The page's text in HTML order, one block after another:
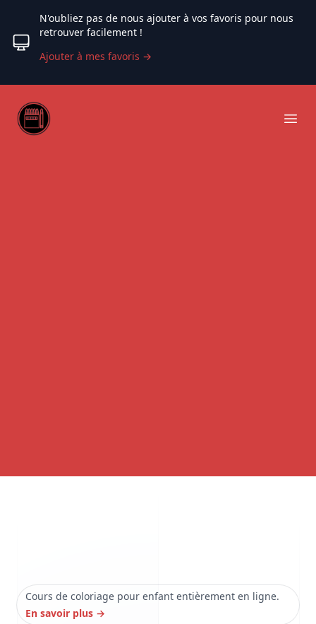
N'oubliez pas de nous ajouter à vos favoris pour nous
retrouver facilement !
Ajouter à mes favoris →
Web coloriage
Cours de coloriage pour enfant entièrement en ligne.
En savoir plus →